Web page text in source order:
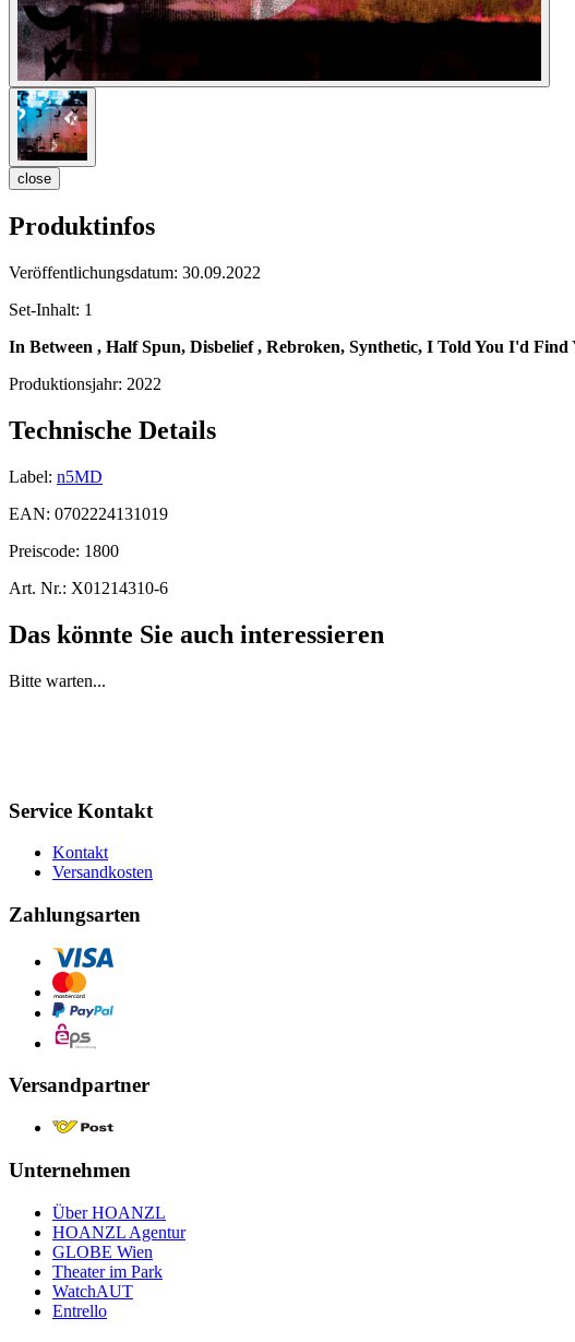
close
Produktinfos
Veröffentlichungsdatum: 30.09.2022
Set-Inhalt: 1
In Between , Half Spun, Disbelief , Rebroken, Synthetic, I Told You I'd
Produktionsjahr: 2022
Technische Details
Label: n5MD
EAN: 0702224131019
Preiscode: 1800
Art. Nr.: X01214310-6
Das könnte Sie auch interessieren
Bitte warten...
Service Kontakt
Kontakt
Versandkosten
Zahlungsarten
Versandpartner
Unternehmen
Über HOANZL
HOANZL Agentur
GLOBE Wien
Theater im Park
WatchAUT
Entrello